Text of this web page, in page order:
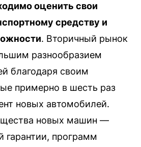
оценить свои
средству и
. Вторичный рынок
разнообразием
благодаря своим
примерно в шесть раз
новых автомобилей.
новых машин —
гарантии, программ